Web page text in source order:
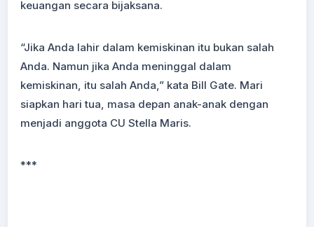
keuangan secara bijaksana.
“Jika Anda lahir dalam kemiskinan itu bukan salah
Anda. Namun jika Anda meninggal dalam
kemiskinan, itu salah Anda,” kata Bill Gate. Mari
siapkan hari tua, masa depan anak-anak dengan
menjadi anggota CU Stella Maris.
***